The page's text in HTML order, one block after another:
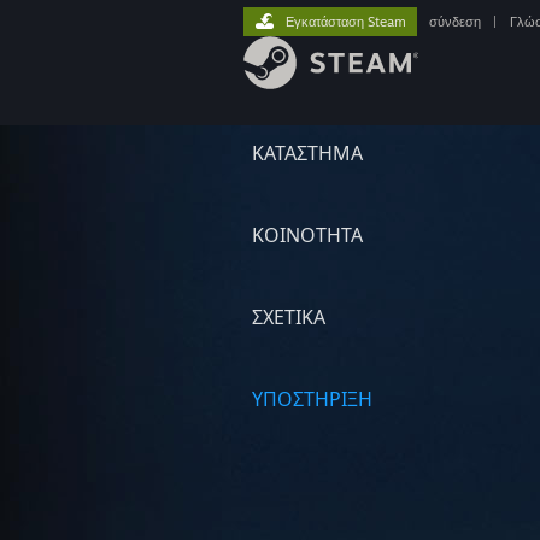
ΚΑΤΑΣΤΗΜΑ
ΚΟΙΝΟΤΗΤΑ
ΣΧΕΤΙΚΆ
ΥΠΟΣΤΗΡΙΞΗ
Εγκατάσταση Steam σύνδεση